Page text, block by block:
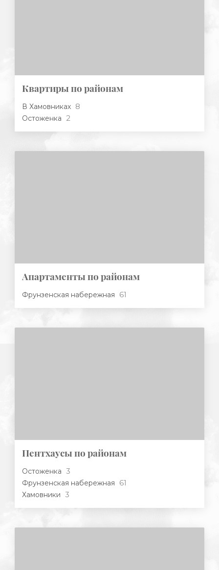
Квартиры по районам
В Хамовниках 8
Остоженка 2
Апартаменты по районам
Фрунзенская набережная 61
Пентхаусы по районам
Остоженка 3
Фрунзенская набережная 61
Хамовники 3